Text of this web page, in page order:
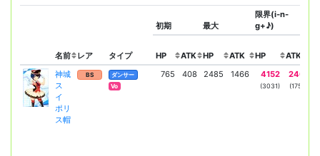
名前 レア タイプ
初期 最大
限界(i-n-
g+♪)
HP ATK HP ATK HP ATK
神城
ス
イ
ポリ
ス帽
BS
ダンサー
Vo
765 408 2485 1466 4152
(3031)
2461
(1758)